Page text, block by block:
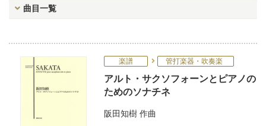
曲目一覧
楽譜 管打楽器・吹奏楽
アルト・サクソフォーンとピアノの
ためのソナチネ
阪田知樹 作曲